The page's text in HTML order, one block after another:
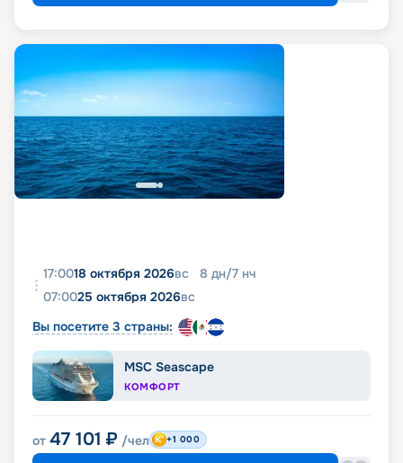
17:0018 октября 2026вс 8 дн/7 нч
07:0025 октября 2026вс
Вы посетите 3 страны:
MSC Seascape
КОМФОРТ
от 47 101 ₽ /чел +1 000